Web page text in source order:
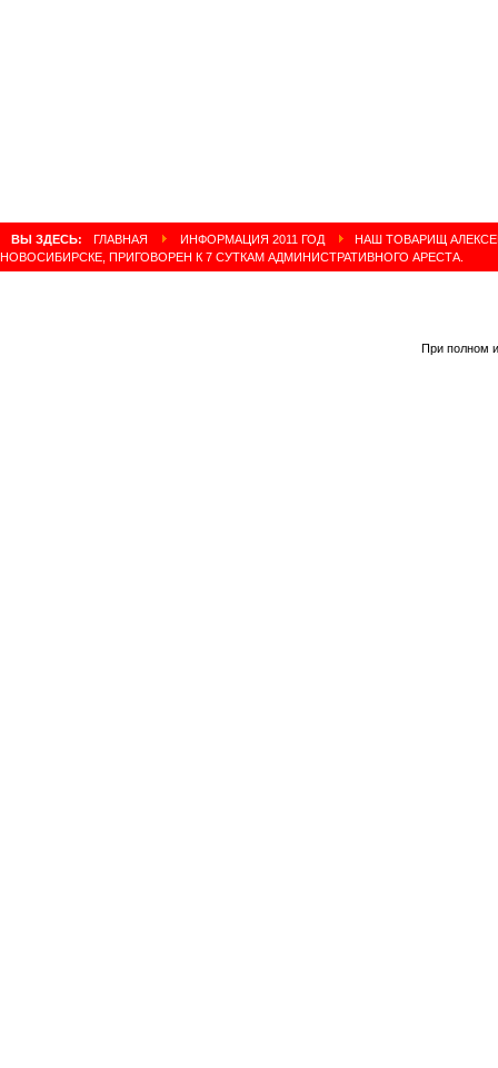
ВЫ ЗДЕСЬ: ГЛАВНАЯ ИНФОРМАЦИЯ 2011 ГОД
НАШ ТОВАРИЩ
НОВОСИБИРСКЕ, ПРИГОВОРЕН К 7 СУТКАМ АДМИНИСТРАТИВНОГО АРЕСТА.
При полном